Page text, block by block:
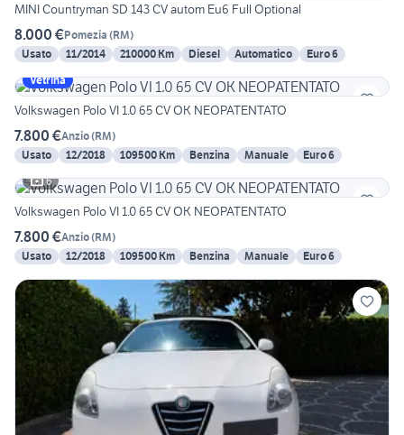
MINI Countryman SD 143 CV autom Eu6 Full Optional
8.000 €Pomezia (RM)
Usato
11/2014 210000 Km Diesel Automatico
Euro 6
Vetrina
Volkswagen Polo VI 1.0 65 CV OK NEOPATENTATO
7.800 €Anzio(RM)
Usato
12/2018 109500 Km Benzina Manuale
Euro 6
6
Volkswagen Polo VI 1.0 65 CV OK NEOPATENTATO
7.800 €Anzio(RM)
Usato
12/2018 109500 Km Benzina Manuale Euro 6